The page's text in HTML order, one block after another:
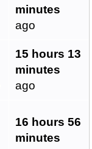
minutes
ago
15 hours 13
minutes
ago
16 hours 56
minutes